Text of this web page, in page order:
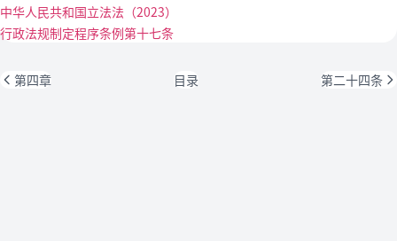
中华人民共和国立法法（2023）
行政法规制定程序条例第十七条
第四章 目录 第二十四条